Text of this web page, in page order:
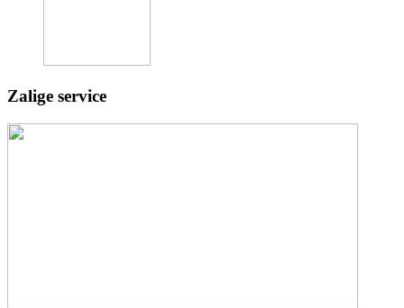
Zalige service